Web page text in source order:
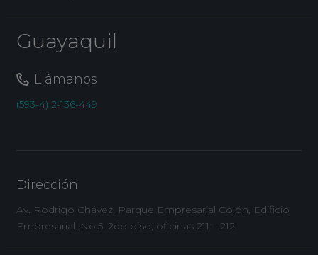
Guayaquil
Llámanos
(593-4) 2-136-449
Dirección
Av. Rodrigo Chávez, Parque Empresarial Colón, Edificio
Empresarial. No.5, 2do piso, oficinas 211 – 212